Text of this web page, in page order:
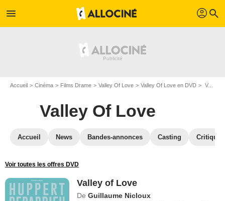
menu profil search
Accueil Cinéma Films Drame Valley Of Love Valley Of Love en DVD Valley of Love
Valley Of Love
Accueil News Bandes-annonces Casting
Voir toutes les offres DVD
Valley of Love
De Guillaume Nicloux